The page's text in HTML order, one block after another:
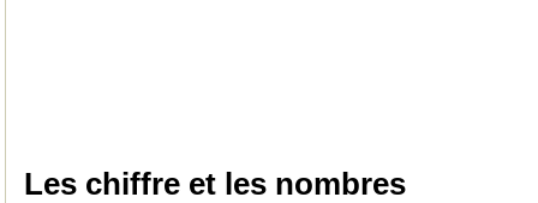
Les chiffre et les nombres